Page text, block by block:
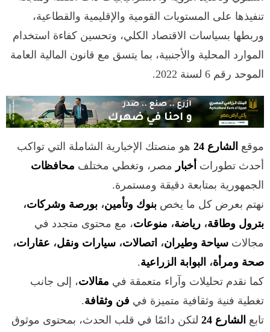
تنفيذها على المستويات القومية والإقليمية والقطاعية،
وربطها بسياسات الاقتصاد الكلي، وتحسين كفاءة استخدام
الموارد المحلية والأجنبية، بما يتسق مع قانون المالية العامة
الموحد رقم 6 لسنة 2022.
موقع الشارع 24
هو منصتك الإخبارية الشاملة التي تواكب
أحدث تطورات أخبار مصر، وتغطي مختلف محافظات
الجمهورية بمتابعة دقيقة ومستمرة.
نهتم بعرض كل ما يخص بنوك وتأمين، بورصة وشركات،
بترول وطاقة، رياضة، منوعات، مع محتوى متجدد في
مجالات سياحة وطيران، اتصالات، سيارات ونقل، عقارات،
صحة ومرأة، البوابة الزراعية.
كما نقدم تحليلات وآراء متعمقة في مقالات، إلى جانب
تغطية فنية وثقافية متميزة في فن وثقافة.
تابع الشارع 24
لتكن دائمًا في قلب الحدث، بمحتوى موثوق